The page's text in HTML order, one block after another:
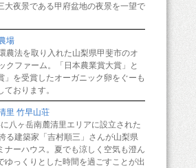
大夜景である甲府盆地の夜景を一望で
場
農法を取り入れた山梨県甲斐市のオ
クファーム。「日本農業賞大賞」と
」を受賞したオーガニック卵をぐーも
ております。
里 竹早山荘
八ヶ岳南麓清里エリアに設立された
る建築家「吉村順三」さんが山梨県
ナーハウス。夏でも涼しく空気も澄ん
ゆっくりとした時間を過ごすことが出